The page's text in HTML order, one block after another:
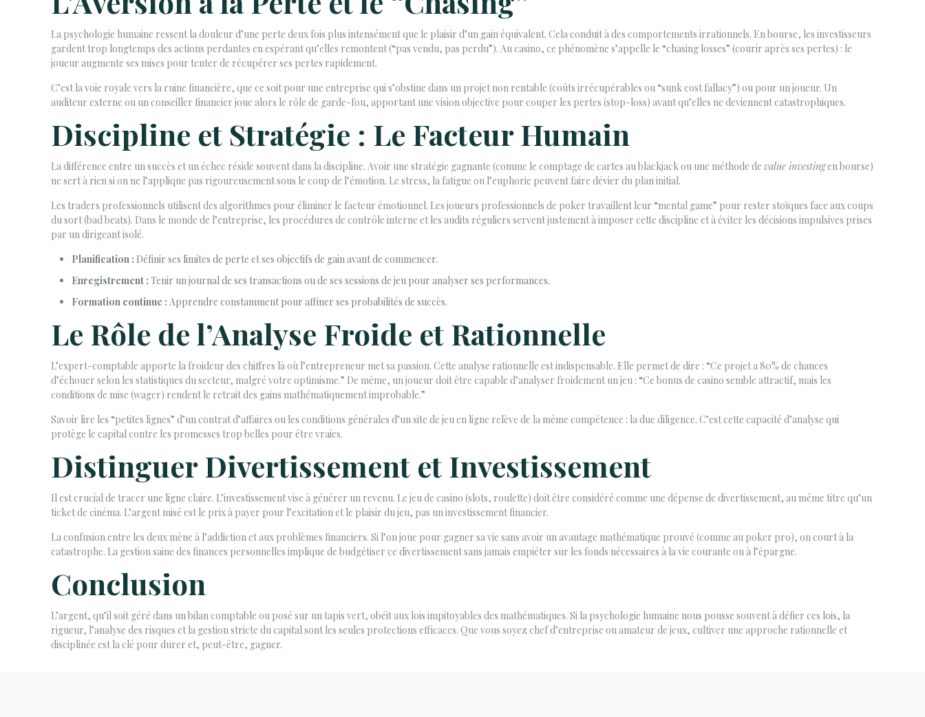
La psychologie humaine ressent la douleur d’une perte deux fois plus intensément que le plaisir d’un gain équivalent. Cela conduit à des comportements irrationnels. En bourse, les investisseurs
gardent trop longtemps des actions perdantes en espérant qu’elles remontent (“pas vendu, pas perdu”). Au casino, ce phénomène s’appelle le “chasing losses” (courir après ses pertes) : le
joueur augmente ses mises pour tenter de récupérer ses pertes rapidement.
C’est la voie royale vers la ruine financière, que ce soit pour une entreprise qui s’obstine dans un projet non rentable (coûts irrécupérables ou “sunk cost fallacy”) ou pour un joueur. Un
auditeur externe ou un conseiller financier joue alors le rôle de garde-fou, apportant une vision objective pour couper les pertes (stop-loss) avant qu’elles ne deviennent catastrophiques.
Discipline et Stratégie : Le Facteur Humain
La différence entre un succès et un échec réside souvent dans la discipline. Avoir une stratégie gagnante (comme le comptage de cartes au blackjack ou une méthode devalue investingen bourse)
ne sert à rien si on ne l’applique pas rigoureusement sous le coup de l’émotion. Le stress, la fatigue ou l’euphorie peuvent faire dévier du plan initial.
Les traders professionnels utilisent des algorithmes pour éliminer le facteur émotionnel. Les joueurs professionnels de poker travaillent leur “mental game” pour rester stoïques face aux coups
du sort (bad beats). Dans le monde de l’entreprise, les procédures de contrôle interne et les audits réguliers servent justement à imposer cette discipline et à éviter les décisions impulsives prises
par un dirigeant isolé.
Planification : Définir ses limites de perte et ses objectifs de gain avant de commencer.
Enregistrement : Tenir un journal de ses transactions ou de ses sessions de jeu pour analyser ses performances.
Formation continue : Apprendre constamment pour affiner ses probabilités de succès.
Le Rôle de l’Analyse Froide et Rationnelle
L’expert-comptable apporte la froideur des chiffres là où l’entrepreneur met sa passion. Cette analyse rationnelle est indispensable. Elle permet de dire : “Ce projet a 80% de chances
d’échouer selon les statistiques du secteur, malgré votre optimisme.” De même, un joueur doit être capable d’analyser froidement un jeu : “Ce bonus de casino semble attractif, mais les
conditions de mise (wager) rendent le retrait des gains mathématiquement improbable.”
Savoir lire les “petites lignes” d’un contrat d’affaires ou les conditions générales d’un site de jeu en ligne relève de la même compétence : la due diligence. C’est cette capacité d’analyse qui
protège le capital contre les promesses trop belles pour être vraies.
Distinguer Divertissement et Investissement
Il est crucial de tracer une ligne claire. L’investissement vise à générer un revenu. Le jeu de casino (slots, roulette) doit être considéré comme une dépense de divertissement, au même titre qu’un
ticket de cinéma. L’argent misé est le prix à payer pour l’excitation et le plaisir du jeu, pas un investissement financier.
La confusion entre les deux mène à l’addiction et aux problèmes financiers. Si l’on joue pour gagner sa vie sans avoir un avantage mathématique prouvé (comme au poker pro), on court à la
catastrophe. La gestion saine des finances personnelles implique de budgétiser ce divertissement sans jamais empiéter sur les fonds nécessaires à la vie courante ou à l’épargne.
Conclusion
L’argent, qu’il soit géré dans un bilan comptable ou posé sur un tapis vert, obéit aux lois impitoyables des mathématiques. Si la psychologie humaine nous pousse souvent à défier ces lois, la
rigueur, l’analyse des risques et la gestion stricte du capital sont les seules protections efficaces. Que vous soyez chef d’entreprise ou amateur de jeux, cultiver une approche rationnelle et
disciplinée est la clé pour durer et, peut-être, gagner.